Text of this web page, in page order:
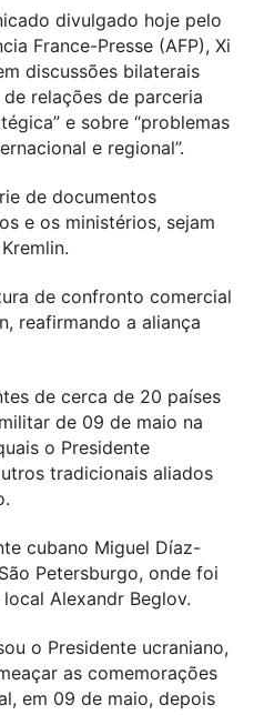
divulgado hoje pelo
France-Presse (AFP), Xi
discussões bilaterais
relações de parceria
e sobre “problemas
e regional”.
de documentos
e os ministérios, sejam
de confronto comercial
reafirmando a aliança
de cerca de 20 países
de 09 de maio na
o Presidente
tradicionais aliados
cubano Miguel Díaz-
Petersburgo, onde foi
Alexandr Beglov.
o Presidente ucraniano,
as comemorações
em 09 de maio, depois